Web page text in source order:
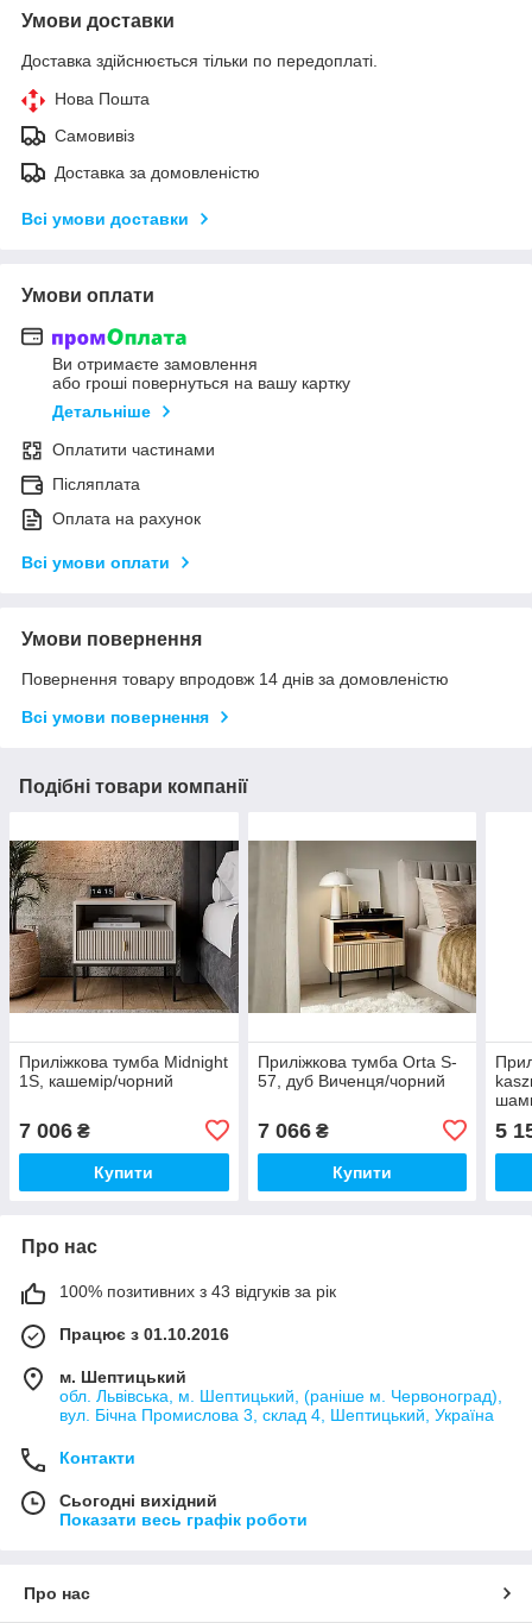
Умови доставки
Доставка здійснюється тільки по передоплаті.
Нова Пошта
Самовивіз
Доставка за домовленістю
Всі умови доставки
Умови оплати
Ви отримаєте замовлення
або гроші повернуться на вашу картку
Детальніше
Оплатити частинами
Післяплата
Оплата на рахунок
Всі умови оплати
Умови повернення
Повернення товару впродовж 14 днів за домовленістю
Всі умови повернення
Подібні товари компанії
Приліжкова тумба Midnight
1S, кашемір/чорний
7 006 ₴
Купити
Приліжкова тумба Orta S-
57, дуб Виченця/чорний
7 066₴
Купити
5
Про нас
100% позитивних з 43 відгуків за рік
Працює з 01.10.2016
м. Шептицький
обл. Львівська, м. Шептицький, (раніше м. Червоноград),
вул. Бічна Промислова 3, склад 4, Шептицький, Україна
Контакти
Сьогодні вихідний
Показати весь графік роботи
Про нас